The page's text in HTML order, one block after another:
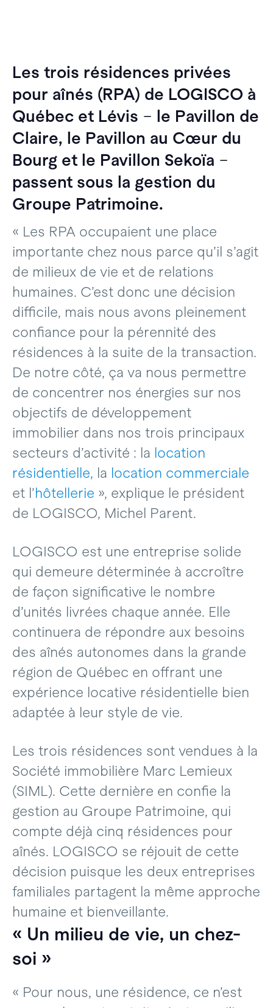
Les trois résidences privées
pour aînés (RPA) de LOGISCO à
Québec et Lévis – le Pavillon de
Claire, le Pavillon au Cœur du
Bourg et le Pavillon Sekoïa –
passent sous la gestion du
Groupe Patrimoine.
« Les RPA occupaient une place
importante chez nous parce qu’il s’agit
de milieux de vie et de relations
humaines. C’est donc une décision
difficile, mais nous avons pleinement
confiance pour la pérennité des
résidences à la suite de la transaction.
De notre côté, ça va nous permettre
de concentrer nos énergies sur nos
objectifs de développement
immobilier dans nos trois principaux
secteurs d’activité : la location
résidentielle, la location commerciale
et l’hôtellerie », explique le président
de LOGISCO, Michel Parent.
LOGISCO est une entreprise solide
qui demeure déterminée à accroître
de façon significative le nombre
d’unités livrées chaque année. Elle
continuera de répondre aux besoins
des aînés autonomes dans la grande
région de Québec en offrant une
expérience locative résidentielle bien
adaptée à leur style de vie.
Les trois résidences sont vendues à la
Société immobilière Marc Lemieux
(SIML). Cette dernière en confie la
gestion au Groupe Patrimoine, qui
compte déjà cinq résidences pour
aînés. LOGISCO se réjouit de cette
décision puisque les deux entreprises
familiales partagent la même approche
humaine et bienveillante.
« Un milieu de vie, un chez-
soi »
« Pour nous, une résidence, ce n’est